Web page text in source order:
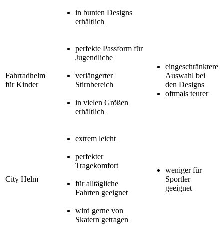
in bunten Designs
erhältlich
Fahrradhelm
für Kinder
perfekte Passform für
Jugendliche
verlängerter
Stirnbereich
in vielen Größen
erhältlich
eingeschränktere
Auswahl bei
den Designs
oftmals teurer
City Helm
extrem leicht
perfekter
Tragekomfort
für alltägliche
Fahrten geeignet
wird gerne von
Skatern getragen
weniger für
Sportler
geeignet